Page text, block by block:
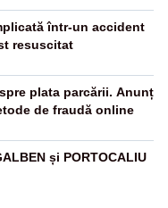
într-un accident
resuscitat
plata parcării. Anunț
de fraudă online
și PORTOCALIU